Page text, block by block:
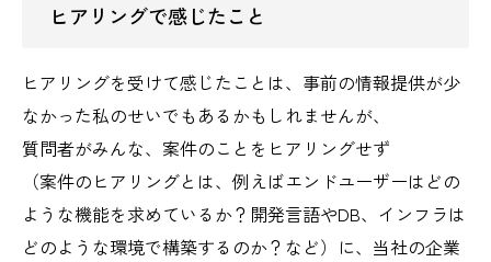
ヒアリングで感じたこと
ヒアリングを受けて感じたことは、事前の情報提供が少
なかった私のせいでもあるかもしれませんが、
質問者がみんな、案件のことをヒアリングせず
（案件のヒアリングとは、例えばエンドユーザーはどの
ような機能を求めているか？開発言語やDB、インフラは
どのような環境で構築するのか？など）に、当社の企業